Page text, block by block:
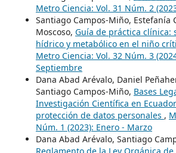
Metro Ciencia: Vol. 31 Núm. 2
Santiago Campos-Miño, Estefanía
Moscoso, Guía de práctica clínica:
hídrico y metabólico en el niño
Metro Ciencia: Vol. 32 Núm. 3
Septiembre
Dana Abad Arévalo, Daniel
Santiago Campos-Miño, Bases
Investigación Científica en
protección de datos personales ,
Núm. 1 (2023): Enero - Marzo
Dana Abad Arévalo, Santiago